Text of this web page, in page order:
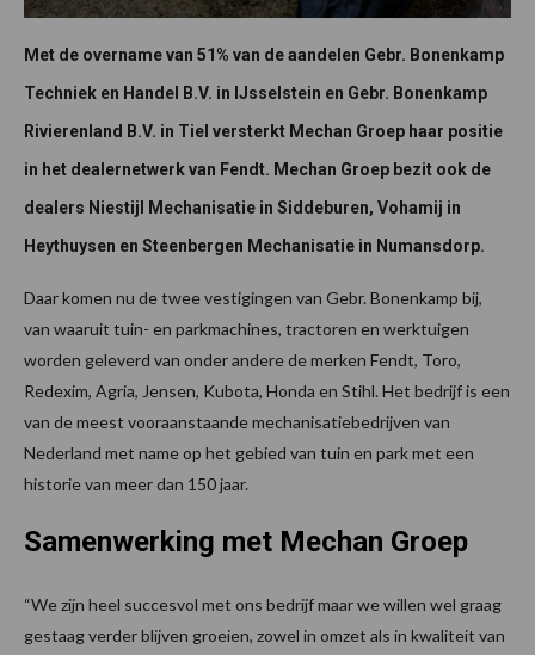
Met de overname van 51% van de aandelen Gebr. Bonenkamp
Techniek en Handel B.V. in IJsselstein en Gebr. Bonenkamp
Rivierenland B.V. in Tiel versterkt Mechan Groep haar positie
in het dealernetwerk van Fendt. Mechan Groep bezit ook de
dealers Niestijl Mechanisatie in Siddeburen, Vohamij in
Heythuysen en Steenbergen Mechanisatie in Numansdorp.
Daar komen nu de twee vestigingen van Gebr. Bonenkamp bij,
van waaruit tuin- en parkmachines, tractoren en werktuigen
worden geleverd van onder andere de merken Fendt, Toro,
Redexim, Agria, Jensen, Kubota, Honda en Stihl. Het bedrijf is een
van de meest vooraanstaande mechanisatiebedrijven van
Nederland met name op het gebied van tuin en park met een
historie van meer dan 150 jaar.
Samenwerking met Mechan Groep
“We zijn heel succesvol met ons bedrijf maar we willen wel graag
gestaag verder blijven groeien, zowel in omzet als in kwaliteit van